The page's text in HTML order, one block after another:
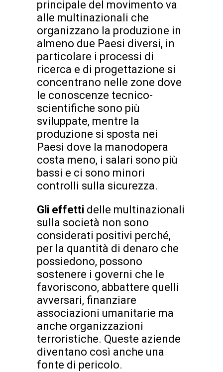
principale del movimento va
alle multinazionali che
organizzano la produzione in
almeno due Paesi diversi, in
particolare i processi di
ricerca e di progettazione si
concentrano nelle zone dove
le conoscenze tecnico-
scientifiche sono più
sviluppate, mentre la
produzione si sposta nei
Paesi dove la manodopera
costa meno, i salari sono più
bassi e ci sono minori
controlli sulla sicurezza.
Gli effetti delle multinazionali
sulla società non sono
considerati positivi perché,
per la quantità di denaro che
possiedono, possono
sostenere i governi che le
favoriscono, abbattere quelli
avversari, finanziare
associazioni umanitarie ma
anche organizzazioni
terroristiche. Queste aziende
diventano così anche una
fonte di pericolo.